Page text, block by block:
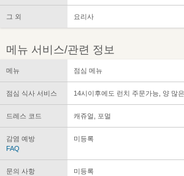
그 외 요리사
메뉴 서비스/관련 정보
메뉴 점심 메뉴
점심 식사 서비스 14시이후에도 런치 주문가능, 양 많
드레스 코드 캐쥬얼, 포멀
감염 예방
FAQ
미등록
문의 사항 미등록